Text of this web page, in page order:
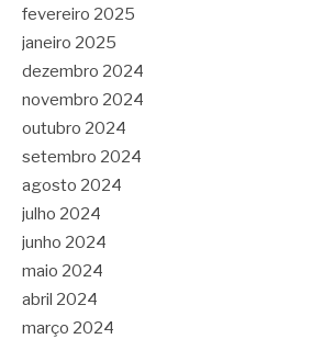
fevereiro 2025
janeiro 2025
dezembro 2024
novembro 2024
outubro 2024
setembro 2024
agosto 2024
julho 2024
junho 2024
maio 2024
abril 2024
março 2024